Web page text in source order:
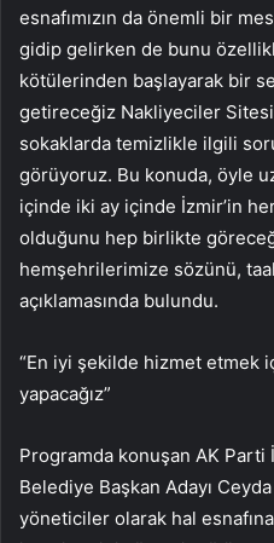
esnafımızın da önemli bir
gidip gelirken de bunu
kötülerinden başlayarak bir
getireceğiz Nakliyeciler
sokaklarda temizlikle ilgili
görüyoruz. Bu konuda, öyle
içinde iki ay içinde İzmir’in
olduğunu hep birlikte
hemşehrilerimize sözünü,
açıklamasında bulundu.
“En iyi şekilde hizmet etmek
yapacağız”
Programda konuşan AK
Belediye Başkan Adayı
yöneticiler olarak hal